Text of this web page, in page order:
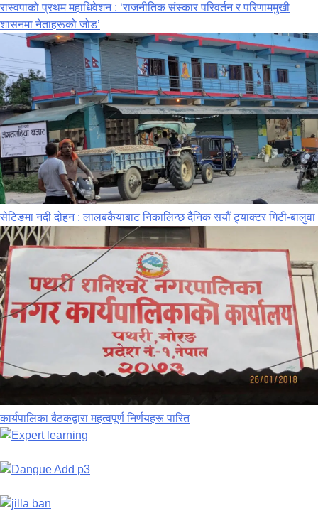
रास्वपाको प्रथम महाधिवेशन : ‘राजनीतिक संस्कार परिवर्तन र परिणाममुखी
शासनमा नेताहरूको जोड’
सेटिङमा नदी दोहन : लालबकैयाबाट निकालिन्छ दैनिक सयौं ट्र्याक्टर गिटी-बालुवा
कार्यपालिका बैठकद्वारा महत्वपूर्ण निर्णयहरू पारित